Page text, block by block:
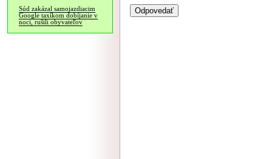
Súd zakázal samojazdiacim
Google taxíkom dobíjanie v
noci, rušili obyvateľov